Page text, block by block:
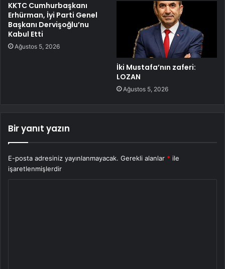
KKTC Cumhurbaşkanı
Erhürman, İyi Parti Genel
Başkanı Dervişoğlu’nu
Kabul Etti
Ağustos 5, 2026
İki Mustafa’nın zaferi:
LOZAN
Ağustos 5, 2026
Bir yanıt yazın
E-posta adresiniz yayınlanmayacak. Gerekli alanlar * ile
işaretlenmişlerdir